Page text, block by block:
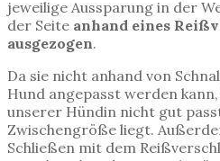
jeweilige Aussparung in der
der Seite anhand eines
ausgezogen.
Da sie nicht anhand von
Hund angepasst werden
unserer Hündin nicht gut
Zwischengröße liegt.
Schließen mit dem